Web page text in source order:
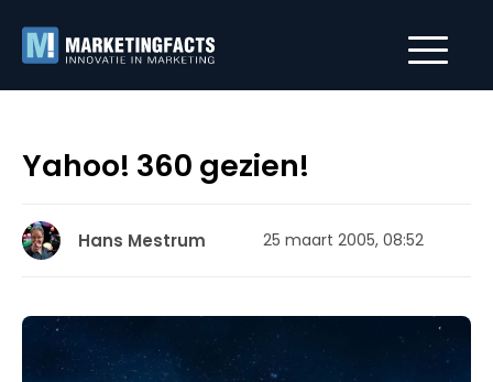
Yahoo! 360 gezien!
Hans Mestrum 25 maart 2005, 08:52